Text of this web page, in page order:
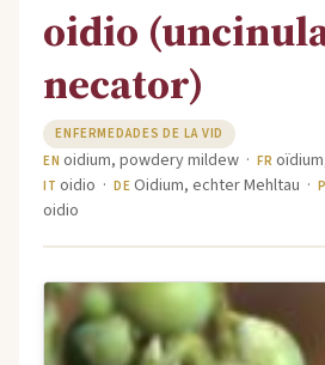
oidio
necator)
ENFERMEDADES DE LA VID
EN oidium, powdery mildew ·FR
IT oidio ·DE Oidium, echter Mehltau ·
oidio